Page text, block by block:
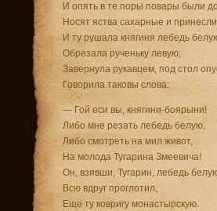
И опять в те поры повары были
Носят яства сахарные и
И ту рушала княгиня лебедь
Обрезала рученьку левую,
Завернула рукавцем, под стол
Говорила таковы слова:
— Гой еси вы, княгини-боярыни!
Либо мне резать лебедь белую,
Либо смотреть на мил живот,
На молода Тугарина Змеевича!
Он, взявши, Тугарин, лебедь
Всю вдруг проглотил,
Еще ту ковригу монастырскую.